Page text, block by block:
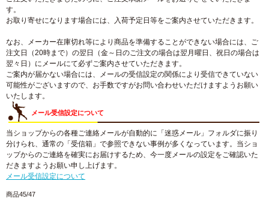
す。
お取り寄せになります場合には、入荷予定日等をご案内させていただきます。
なお、メーカー在庫切れ等により商品を準備することができない場合には、ご
注文日（20時まで）の翌日（金～日のご注文の場合は翌月曜日、祝日の場合は
翌々日）にメールにて必ずご案内させていただきます。
ご案内が届かない場合には、メールの受信設定の関係により受信できていない
可能性がございますので、お手数ですがお問い合わせいただけますようお願い
いたします。
メール受信設定について
当ショップからの各種ご連絡メールが自動的に「迷惑メール」フォルダに振り
分けられ、通常の「受信箱」で参照できない事例が多くなっています。当ショ
ップからのご連絡を確実にお届けするため、今一度メールの設定をご確認いた
だきますようお願い申し上げます。
メール受信設定について
商品45/47